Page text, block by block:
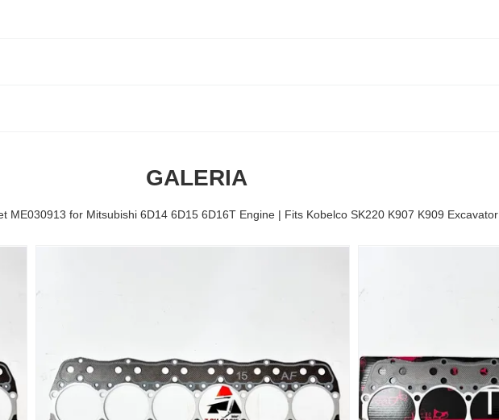
GALERIA
ME030913 for Mitsubishi 6D14 6D15 6D16T Engine | Fits Kobelco SK220 K907 K909 Excavator